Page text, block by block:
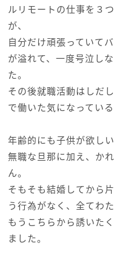
ルリモートの仕事を３
が、
自分だけ頑張っていて
が溢れて、一度号泣し
た。
その後就職活動はしだ
で働いた気になってい
年齢的にも子供が欲し
無職な旦那に加え、か
ん。
そもそも結婚してから
う行為がなく、全てわ
もうこちらから誘いた
ました。